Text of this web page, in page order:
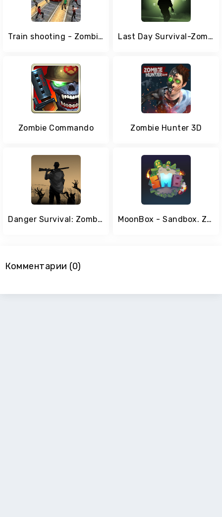
Train shooting - Zombie War Last Day Survival-Zombie Shooting 24H Dark Dungeon
Zombie Commando Zombie Hunter 3D
Danger Survival: Zombie War MoonBox - Sandbox. Zombie Simulator.
Комментарии (0)